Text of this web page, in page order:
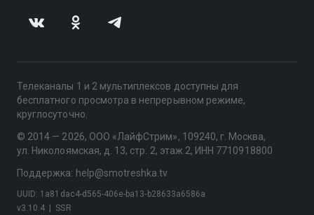
Телеканалы 1 и 2 мультиплексов доступны для
бесплатного просмотра в непрерывном режиме,
круглосуточно.
© 2014 — 2026, ООО «ЛайфСтрим», 109240, г. Москва,
ул. Николоямская, д. 13, стр. 2, этаж 2, ИНН 7710918800
Поддержка: help@smotreshka.tv
v3.10.4 SSR
UUID: 1a81dac4-d565-406e-ba13-b28633a6586a